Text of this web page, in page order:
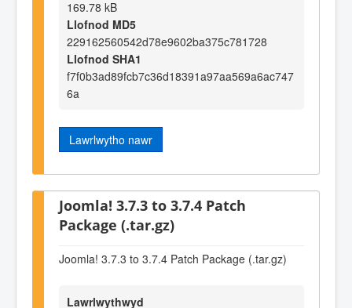
169.78 kB
Llofnod MD5
229162560542d78e9602ba375c781728
Llofnod SHA1
f7f0b3ad89fcb7c36d18391a97aa569a6ac747
6a
Lawrlwytho nawr
Joomla! 3.7.3 to 3.7.4 Patch
Package (.tar.gz)
Joomla! 3.7.3 to 3.7.4 Patch Package (.tar.gz)
Lawrlwythwyd